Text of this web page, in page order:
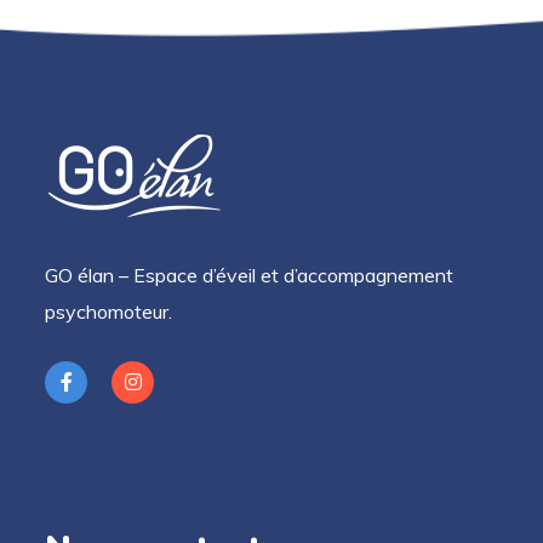
GO élan – Espace d’éveil et d’accompagnement
psychomoteur.